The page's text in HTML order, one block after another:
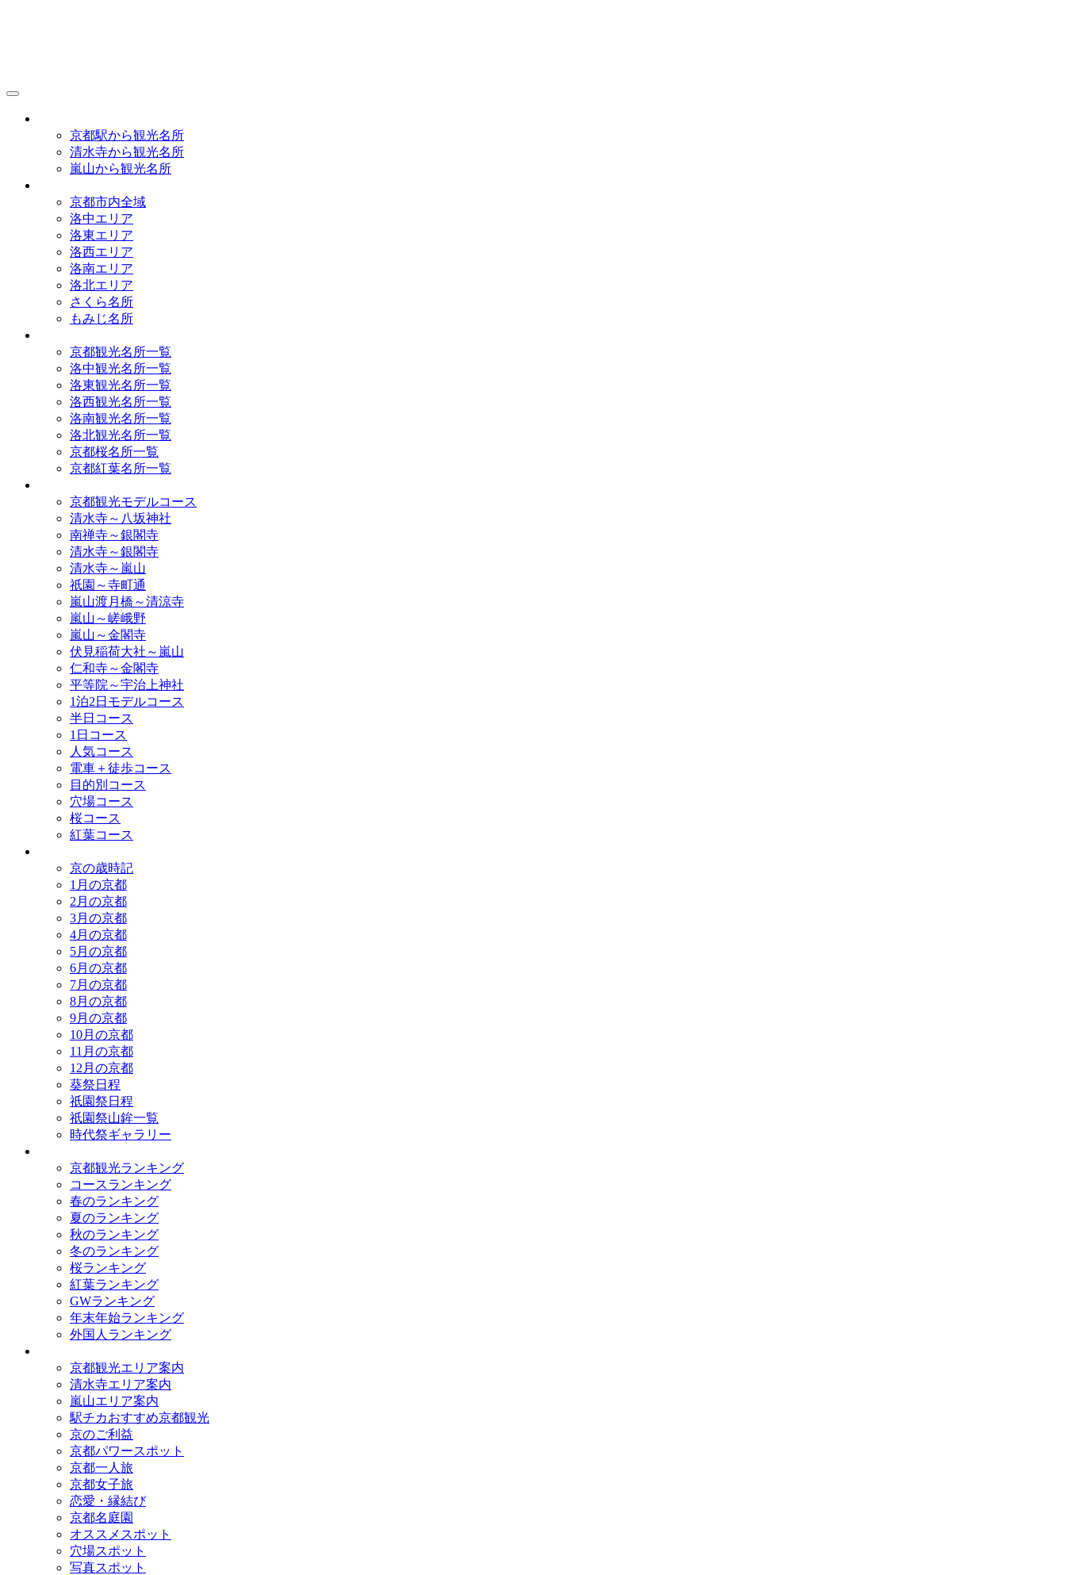
京都駅から観光名所
清水寺から観光名所
嵐山から観光名所
京都市内全域
洛中エリア
洛東エリア
洛西エリア
洛南エリア
洛北エリア
さくら名所
もみじ名所
京都観光名所一覧
洛中観光名所一覧
洛東観光名所一覧
洛西観光名所一覧
洛南観光名所一覧
洛北観光名所一覧
京都桜名所一覧
京都紅葉名所一覧
京都観光モデルコース
清水寺～八坂神社
南禅寺～銀閣寺
清水寺～銀閣寺
清水寺～嵐山
祇園～寺町通
嵐山渡月橋～清涼寺
嵐山～嵯峨野
嵐山～金閣寺
伏見稲荷大社～嵐山
仁和寺～金閣寺
平等院～宇治上神社
1泊2日モデルコース
半日コース
1日コース
人気コース
電車＋徒歩コース
目的別コース
穴場コース
桜コース
紅葉コース
京の歳時記
1月の京都
2月の京都
3月の京都
4月の京都
5月の京都
6月の京都
7月の京都
8月の京都
9月の京都
10月の京都
11月の京都
12月の京都
葵祭日程
祇園祭日程
祇園祭山鉾一覧
時代祭ギャラリー
京都観光ランキング
コースランキング
春のランキング
夏のランキング
秋のランキング
冬のランキング
桜ランキング
紅葉ランキング
GWランキング
年末年始ランキング
外国人ランキング
京都観光エリア案内
清水寺エリア案内
嵐山エリア案内
駅チカおすすめ京都観光
京のご利益
京都パワースポット
京都一人旅
京都女子旅
恋愛・縁結び
京都名庭園
オススメスポット
穴場スポット
写真スポット